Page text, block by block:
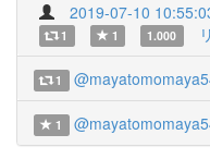
2019-07-10
1 1 1.000
1
1